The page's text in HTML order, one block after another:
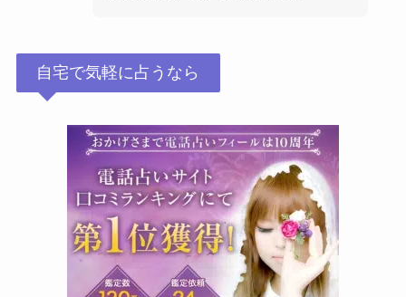
自宅で気軽に占うなら